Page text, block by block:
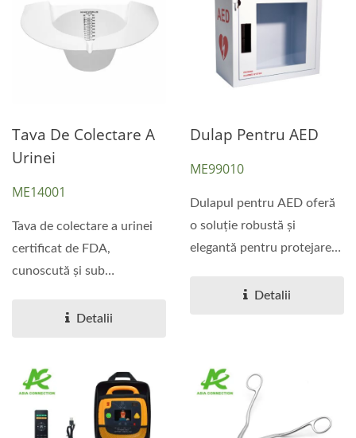
Tava De Colectare A
Urinei
ME14001
Tava de colectare a urinei
certificat de FDA,
cunoscută și sub
Asistentelor,...Detalii
Dulap Pentru AED
ME99010
Dulapul pentru AED oferă
o soluție robustă și
elegantă pentru protejarea
Detalii